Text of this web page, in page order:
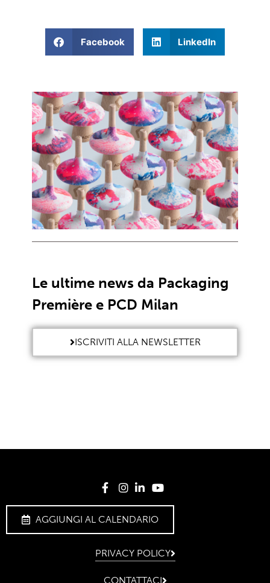
Facebook LinkedIn
Le ultime news da Packaging
Première e PCD Milan
ISCRIVITI ALLA NEWSLETTER
AGGIUNGI AL CALENDARIO
PRIVACY POLICY
CONTATTACI